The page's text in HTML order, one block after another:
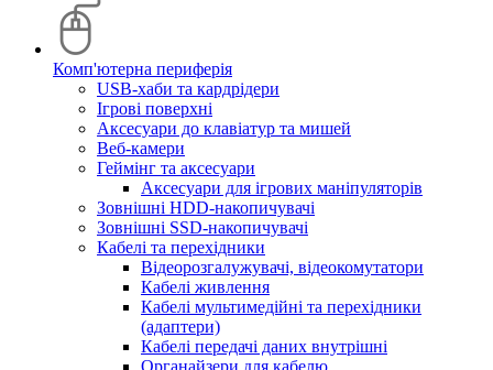
Комп'ютерна периферія
USB-хаби та кардрідери
Ігрові поверхні
Аксесуари до клавіатур та мишей
Веб-камери
Геймінг та аксесуари
Аксесуари для ігрових маніпуляторів
Зовнішні HDD-накопичувачі
Зовнішні SSD-накопичувачі
Кабелі та перехідники
Відеорозгалужувачі, відеокомутатори
Кабелі живлення
Кабелі мультимедійні та перехідники
(адаптери)
Кабелі передачі даних внутрішні
Органайзери для кабелю